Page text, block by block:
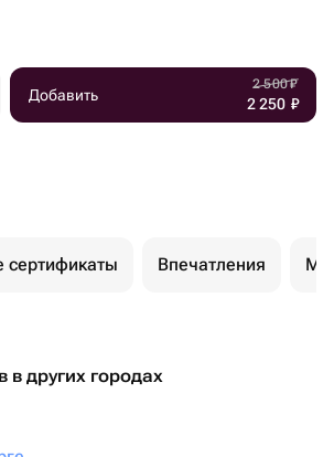
Добавить
2 500₽
2 250 ₽
сертификаты Впечатления
в других городах